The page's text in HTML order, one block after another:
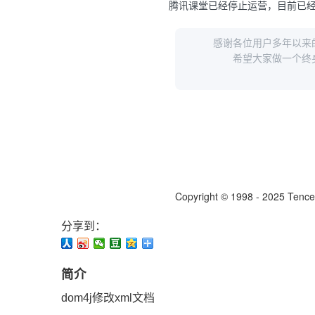
分享到：
简介
dom4j修改xml文档